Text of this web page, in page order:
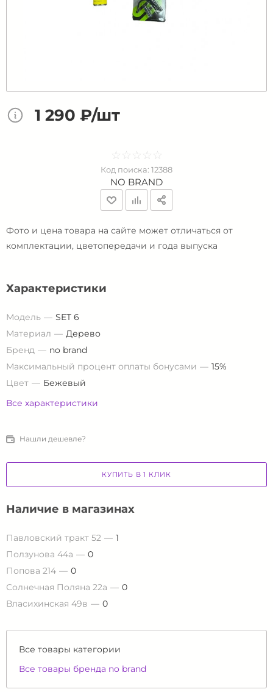
1 290 ₽/шт
☆ ☆ ☆ ☆ ☆
★ ★ ★ ★ ★
Код поиска: 12388
NO BRAND
Фото и цена товара на сайте может отличаться от
комплектации, цветопередачи и года выпуска
Характеристики
Модель
SET 6
Материал
Дерево
Бренд
no brand
Максимальный процент оплаты бонусами
15%
Цвет
Бежевый
Все характеристики
Нашли дешевле?
КУПИТЬ В 1 КЛИК
Наличие в магазинах
Павловский тракт 52
1
Ползунова 44а
0
Попова 214
0
Солнечная Поляна 22а
0
Власихинская 49в
0
Все товары категории
Все товары бренда no brand